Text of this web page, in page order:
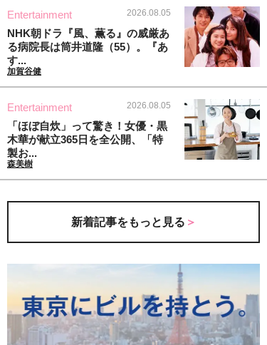
Entertainment 2026.08.05
NHK朝ドラ『風、薫る』の威厳あ
る病院長は筒井道隆（55）。『あ
す...
加賀谷健
Entertainment 2026.08.05
「ほぼ自炊」って驚き！女優・黒
木華が献立365日を全公開、「特
製お...
森美樹
新着記事をもっと見る